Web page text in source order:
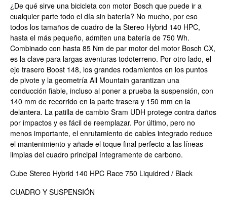
¿De qué sirve una bicicleta con motor Bosch que puede ir a
cualquier parte todo el día sin batería? No mucho, por eso
todos los tamaños de cuadro de la Stereo Hybrid 140 HPC,
hasta el más pequeño, admiten una batería de 750 Wh.
Combinado con hasta 85 Nm de par motor del motor Bosch CX,
es la clave para largas aventuras todoterreno. Por otro lado, el
eje trasero Boost 148, los grandes rodamientos en los puntos
de pivote y la geometría All Mountain garantizan una
conducción fiable, incluso al poner a prueba la suspensión, con
140 mm de recorrido en la parte trasera y 150 mm en la
delantera. La patilla de cambio Sram UDH protege contra daños
por impactos y es fácil de reemplazar. Por último, pero no
menos importante, el enrutamiento de cables integrado reduce
el mantenimiento y añade el toque final perfecto a las líneas
limpias del cuadro principal íntegramente de carbono.
Cube Stereo Hybrid 140 HPC Race 750 Liquidred / Black
CUADRO Y SUSPENSIÓN